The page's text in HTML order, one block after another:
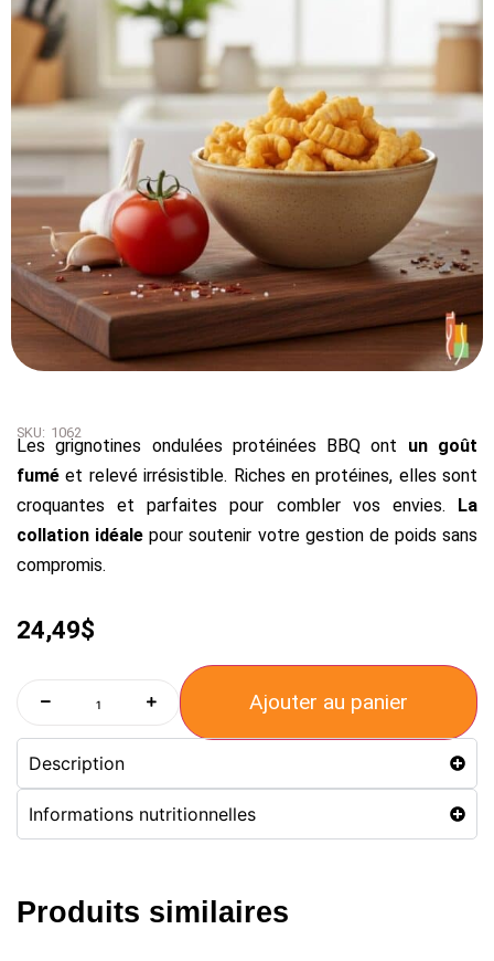
SKU: 1062
Les grignotines ondulées protéinées BBQ ont un goût
fumé et relevé irrésistible. Riches en protéines, elles sont
croquantes et parfaites pour combler vos envies. La
collation idéale pour soutenir votre gestion de poids sans
compromis.
24,49$
Ajouter au panier
Description
Informations nutritionnelles
Produits similaires